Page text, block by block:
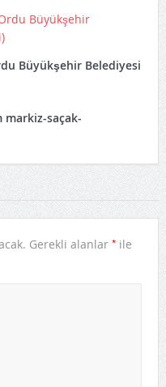
Büyükşehir Belediyesi
markiz-saçak-
Gerekli alanlar *ile